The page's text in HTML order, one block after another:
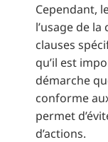
Cependant,
l’usage de
clauses
qu’il est
démarche
conforme
permet
d’actions.